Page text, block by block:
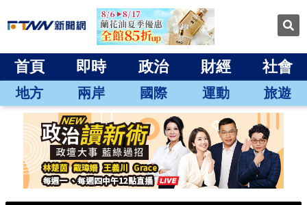
首頁 即時 政治 財經 社會
地方 兩岸 國際 運動 旅遊